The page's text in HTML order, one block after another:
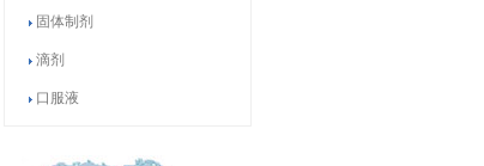
固体制剂
滴剂
口服液